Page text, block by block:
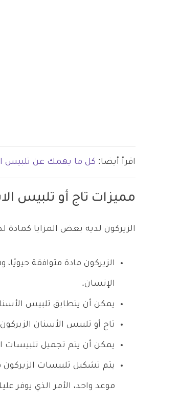
اقرأ أيضا: كل ما يهمك عن تلبيس
مميزات تاج أو تلبيس
الزيركون لديه بعض المزايا
الزيركون مادة متوافقة
الإنسان.
يمكن أن يتطابق تلبيس
تاج أو تلبيس الأسنان
يمكن أن يتم تجميل تلبيسات
يتم تشكيل تلبيسات
موعد واحد، الأمر الذي يوفر